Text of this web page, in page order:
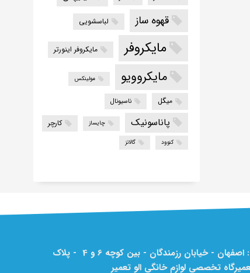
قهوه ساز لباسشویی
مایکروفر مایکروفر اینورتر
مایکروویو مولینکس
میگل ناسیونال
پاناسونیک چایساز کارچر
کنوود گالانز
آدرس : اصفهان - خیابان رزمندگان - بین کوچه 6 و 4 - پلاک